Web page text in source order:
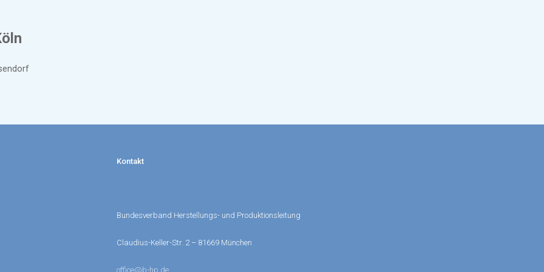
Kontakt
Bundesverband Herstellungs- und Produktionsleitung
Claudius-Keller-Str. 2 – 81669 München
office@b-hp.de